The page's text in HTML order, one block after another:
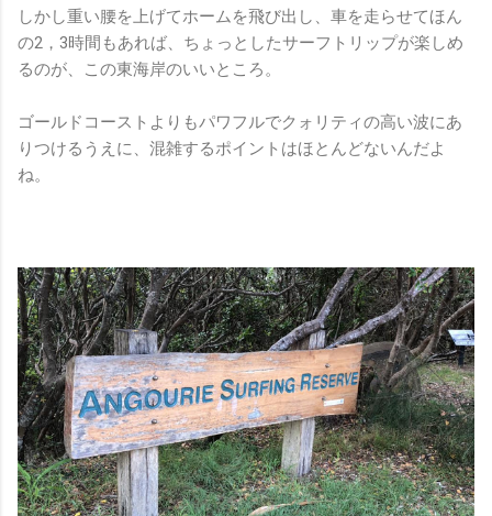
しかし重い腰を上げてホームを飛び出し、車を走らせてほん
の2，3時間もあれば、ちょっとしたサーフトリップが楽しめ
るのが、この東海岸のいいところ。
ゴールドコーストよりもパワフルでクォリティの高い波にあ
りつけるうえに、混雑するポイントはほとんどないんだよ
ね。